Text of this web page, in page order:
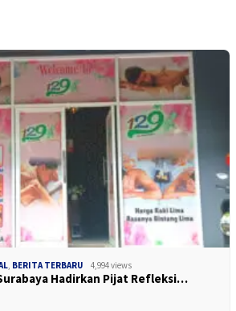
, BERITA TERBARU 4,994 views
Hadirkan Pijat Refleksi…